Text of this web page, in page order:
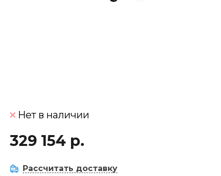
Нет в наличии
329 154 р.
Рассчитать доставку